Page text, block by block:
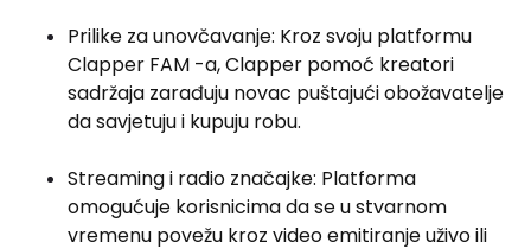
Prilike za unovčavanje: Kroz svoju platformu
Clapper FAM -a, Clapper pomoć kreatori
sadržaja zarađuju novac puštajući obožavatelje
da savjetuju i kupuju robu.
Streaming i radio značajke: Platforma
omogućuje korisnicima da se u stvarnom
vremenu povežu kroz video emitiranje uživo ili